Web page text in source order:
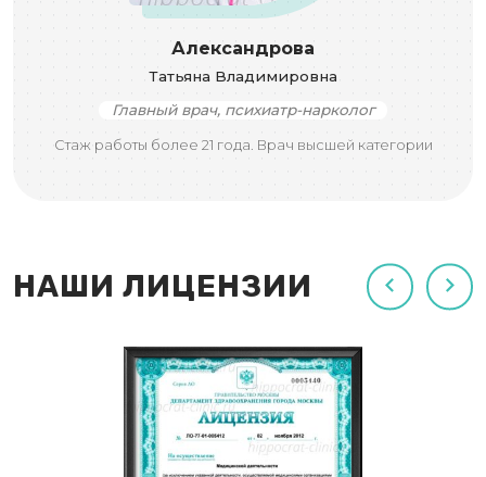
Александрова
Татьяна Владимировна
Главный врач, психиатр-нарколог
Стаж работы более 21 года. Врач высшей категории
НАШИ ЛИЦЕНЗИИ